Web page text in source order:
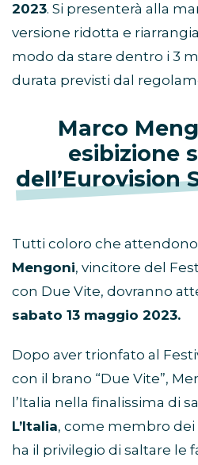
2023. Si presenterà alla
versione ridotta e
modo da stare dentro i 3
durata previsti dal
Marco
esibizione
dell’Eurovision
Tutti coloro che attendono
Mengoni, vincitore del
con Due Vite, dovranno
sabato 13 maggio 2023.
Dopo aver trionfato al
con il brano “Due Vite”,
l’Italia nella finalissima di
L’Italia, come membro dei
ha il privilegio di saltare le